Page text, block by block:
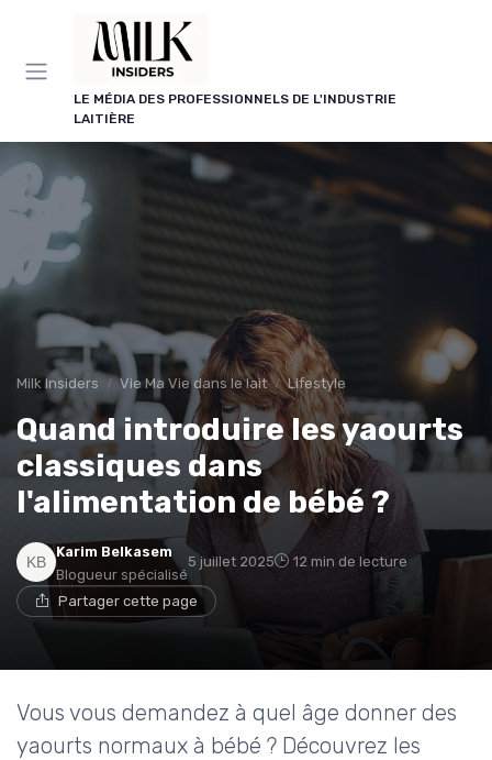
LE MÉDIA DES PROFESSIONNELS DE L'INDUSTRIE
LAITIÈRE
Milk Insiders Vie Ma Vie dans le lait Lifestyle
Quand introduire les yaourts
classiques dans
l'alimentation de bébé ?
Karim Belkasem
Blogueur spécialisé
5 juillet 2025 12 min de lecture
Partager cette page
Vous vous demandez à quel âge donner des
yaourts normaux à bébé ? Découvrez les